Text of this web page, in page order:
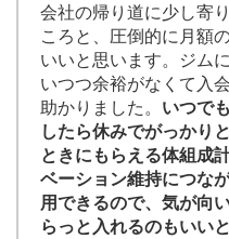
会社の帰り道に少し寄
ころと、圧倒的に月額
いいと思います。ジム
いつつ余裕がなくて入
助かりました。 いつで
したら休みでがっかり
ときにもらえる体組成
ベーション維持につな
用できるので、気が向
らっと入れるのもいい